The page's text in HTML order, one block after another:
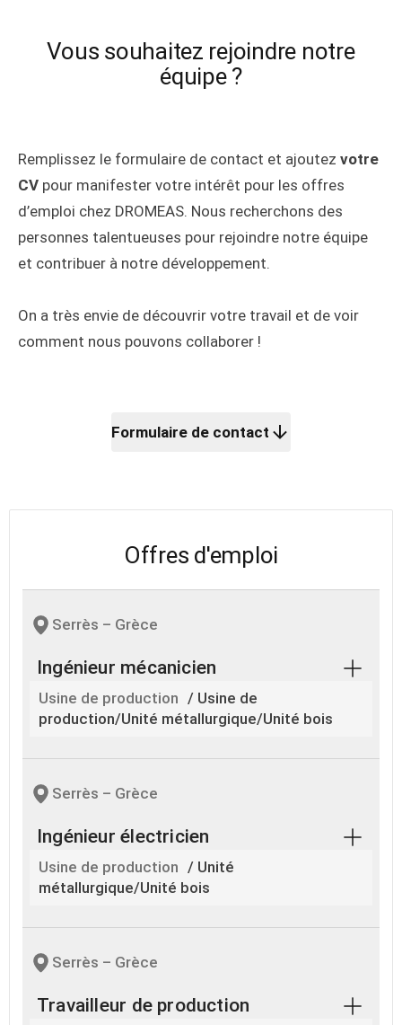
Vous souhaitez rejoindre notre
équipe ?
Remplissez le formulaire de contact et ajoutez votre
CV pour manifester votre intérêt pour les offres
d’emploi chez DROMEAS. Nous recherchons des
personnes talentueuses pour rejoindre notre équipe
et contribuer à notre développement.
On a très envie de découvrir votre travail et de voir
comment nous pouvons collaborer !
Formulaire de contact
Offres d'emploi
Serrès – Grèce
Ingénieur mécanicien
Usine de production / Usine de
production/Unité métallurgique/Unité bois
Serrès – Grèce
Ingénieur électricien
Usine de production / Unité
métallurgique/Unité bois
Serrès – Grèce
Travailleur de production